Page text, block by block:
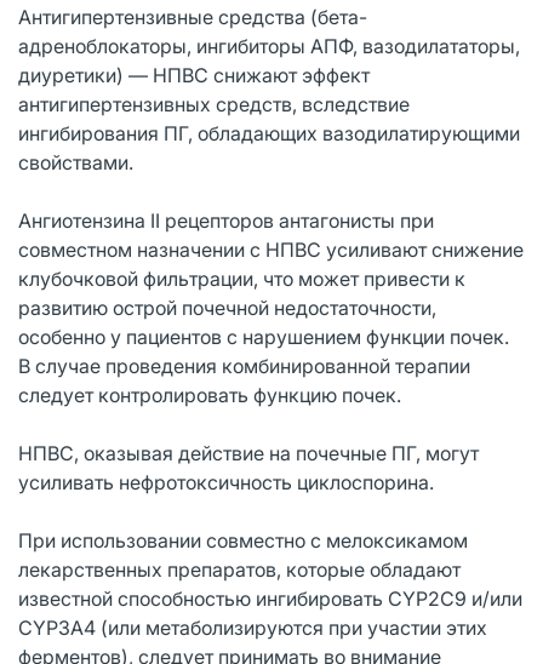
Антигипертензивные средства (бета-
адреноблокаторы, ингибиторы АПФ, вазодилататоры,
диуретики) — НПВС снижают эффект
антигипертензивных средств, вследствие
ингибирования ПГ, обладающих вазодилатирующими
свойствами.
Ангиотензина II рецепторов антагонисты при
совместном назначении с НПВС усиливают снижение
клубочковой фильтрации, что может привести к
развитию острой почечной недостаточности,
особенно у пациентов с нарушением функции почек.
В случае проведения комбинированной терапии
следует контролировать функцию почек.
НПВС, оказывая действие на почечные ПГ, могут
усиливать нефротоксичность циклоспорина.
При использовании совместно с мелоксикамом
лекарственных препаратов, которые обладают
известной способностью ингибировать CYP2C9 и/или
CYP3A4 (или метаболизируются при участии этих
ферментов), следует принимать во внимание